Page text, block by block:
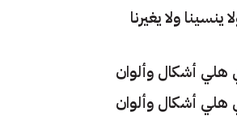
ينسينا ولا يغيرنا
هلي أشكال وألوان
هلي أشكال وألوان